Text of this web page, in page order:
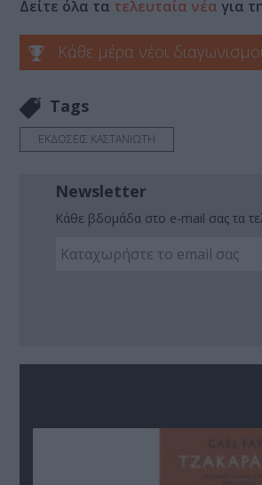
Δείτε όλα τα τελευταία νέα για
Κάθε μέρα νέοι
Tags
ΕΚΔΟΣΕΙΣ ΚΑΣΤΑΝΙΩΤΗ
Newsletter
Κάθε βδομάδα στο e-mail σας τα